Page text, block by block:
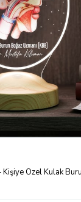
Özel Kulak